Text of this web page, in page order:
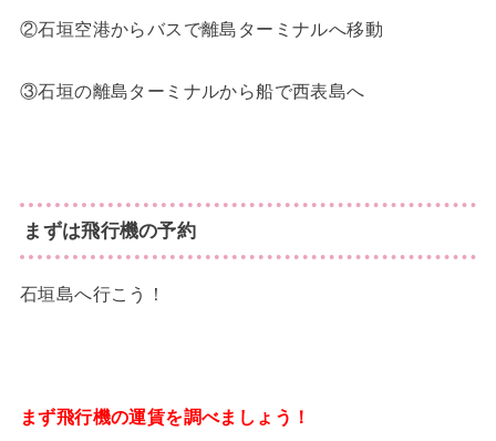
②石垣空港からバスで離島ターミナルへ移動
③石垣の離島ターミナルから船で西表島へ
まずは飛行機の予約
石垣島へ行こう！
まず飛行機の運賃を調べましょう！